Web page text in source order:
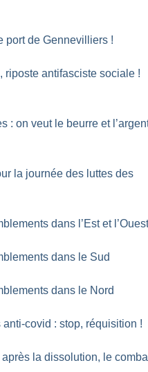
port de Gennevilliers !
riposte antifasciste sociale !
: on veut le beurre et
la journée des luttes des
dans l’Est et
dans le Sud
dans le Nord
covid : stop, réquisition !
la dissolution, le